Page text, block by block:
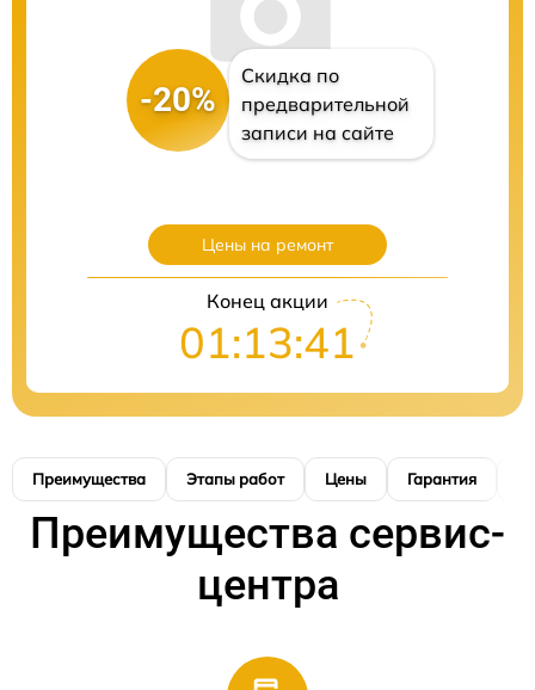
-20%
Скидка по
предварительной
записи на сайте
Цены на ремонт
Конец акции
01:13:40
Преимущества Этапы работ Цены Гарантия
Преимущества сервис-
центра